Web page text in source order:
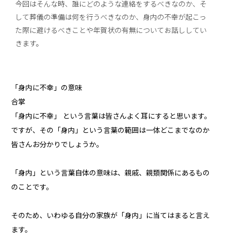
今回はそんな時、誰にどのような連絡をするべきなのか、そ
して葬儀の準備は何を行うべきなのか、身内の不幸が起こっ
た際に避けるべきことや年賀状の有無についてお話ししてい
きます。
「身内に不幸」の意味
合掌
「身内に不幸」 という言葉は皆さんよく耳にすると思います。
ですが、その「身内」という言葉の範囲は一体どこまでなのか
皆さんお分かりでしょうか。
「身内」という言葉自体の意味は、親戚、親類関係にあるもの
のことです。
そのため、いわゆる自分の家族が「身内」に当てはまると言え
ます。